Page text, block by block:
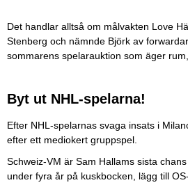
Det handlar alltså om målvakten Love
Stenberg och nämnde Björk av
sommarens spelarauktion som äger
Byt ut NHL-spelarna!
Efter NHL-spelarnas svaga insats i
efter ett mediokert gruppspel.
Schweiz-VM är Sam Hallams sista
under fyra år på kuskbocken, lägg till